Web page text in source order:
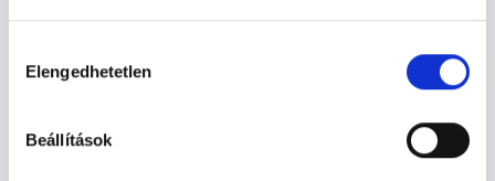
szabályzat:https://foglaljorvost.hu/info/foglaljorvost-
kiválasztása
Elengedhetetlen
Beállítások
KAPCSOLÓDÓ SZAKTERÜLETEK
Szolgáltatások